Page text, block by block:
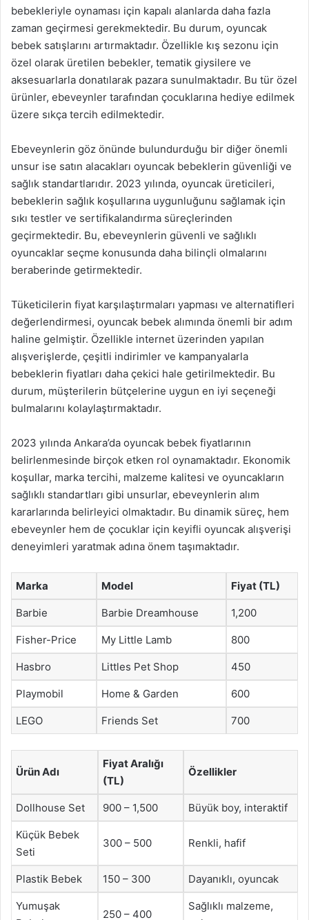
bebekleriyle oynaması için kapalı alanlarda daha fazla
zaman geçirmesi gerekmektedir. Bu durum, oyuncak
bebek satışlarını artırmaktadır. Özellikle kış sezonu için
özel olarak üretilen bebekler, tematik giysilere ve
aksesuarlarla donatılarak pazara sunulmaktadır. Bu tür özel
ürünler, ebeveynler tarafından çocuklarına hediye edilmek
üzere sıkça tercih edilmektedir.
Ebeveynlerin göz önünde bulundurduğu bir diğer önemli
unsur ise satın alacakları oyuncak bebeklerin güvenliği ve
sağlık standartlarıdır. 2023 yılında, oyuncak üreticileri,
bebeklerin sağlık koşullarına uygunluğunu sağlamak için
sıkı testler ve sertifikalandırma süreçlerinden
geçirmektedir. Bu, ebeveynlerin güvenli ve sağlıklı
oyuncaklar seçme konusunda daha bilinçli olmalarını
beraberinde getirmektedir.
Tüketicilerin fiyat karşılaştırmaları yapması ve alternatifleri
değerlendirmesi, oyuncak bebek alımında önemli bir adım
haline gelmiştir. Özellikle internet üzerinden yapılan
alışverişlerde, çeşitli indirimler ve kampanyalarla
bebeklerin fiyatları daha çekici hale getirilmektedir. Bu
durum, müşterilerin bütçelerine uygun en iyi seçeneği
bulmalarını kolaylaştırmaktadır.
2023 yılında Ankara’da oyuncak bebek fiyatlarının
belirlenmesinde birçok etken rol oynamaktadır. Ekonomik
koşullar, marka tercihi, malzeme kalitesi ve oyuncakların
sağlıklı standartları gibi unsurlar, ebeveynlerin alım
kararlarında belirleyici olmaktadır. Bu dinamik süreç, hem
ebeveynler hem de çocuklar için keyifli oyuncak alışverişi
deneyimleri yaratmak adına önem taşımaktadır.
Marka Model Fiyat (TL)
Barbie Barbie Dreamhouse 1,200
Fisher-Price My Little Lamb 800
Hasbro Littles Pet Shop 450
Playmobil Home & Garden 600
LEGO Friends Set 700
Ürün Adı
Fiyat Aralığı
(TL)
Özellikler
Dollhouse Set 900 – 1,500 Büyük boy, interaktif
Küçük Bebek
Seti
300 – 500 Renkli, hafif
Plastik Bebek 150 – 300 Dayanıklı, oyuncak
Yumuşak
250 – 400
Sağlıklı malzeme,